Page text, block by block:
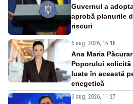
Guvernul a
aprobă planurile
riscuri
6 aug. 2026, 15:18
Ana Maria
Poporului
luate în această
enegetică
6 aug. 2026, 11:27